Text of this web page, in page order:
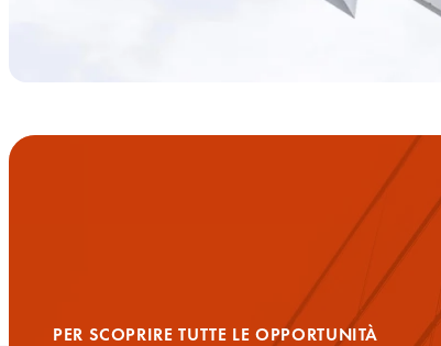
PER SCOPRIRE TUTTE LE OPPORTUNITÀ